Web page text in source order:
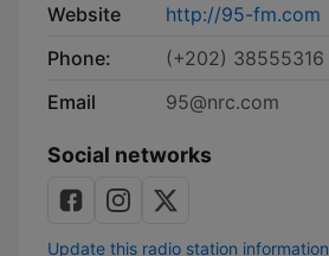
Website
http://95-fm.com
Phone:
(+202) 38555316
Email
95@nrc.com
Social networks
Update this radio station information